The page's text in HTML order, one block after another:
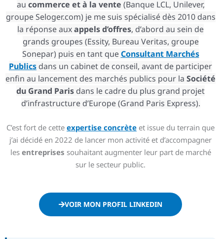
au commerce et à la vente (Banque LCL, Unilever,
groupe Seloger.com) je me suis spécialisé dès 2010 dans
la réponse auxappels d’offres, d’abord au sein de
grands groupes (Essity, Bureau Veritas, groupe
Sonepar) puis en tant queConsultant Marchés
Publics dans un cabinet de conseil, avant de participer
enfin au lancement des marchés publics pour la Société
du Grand Paris dans le cadre du plus grand projet
d’infrastructure d’Europe (Grand Paris Express).
C’est fort de cette expertise concrète et issue du terrain que
j’ai décidé en 2022 de lancer mon activité et d’accompagner
les entreprises souhaitant augmenter leur part de marché
sur le secteur public.
VOIR MON PROFIL LINKEDIN